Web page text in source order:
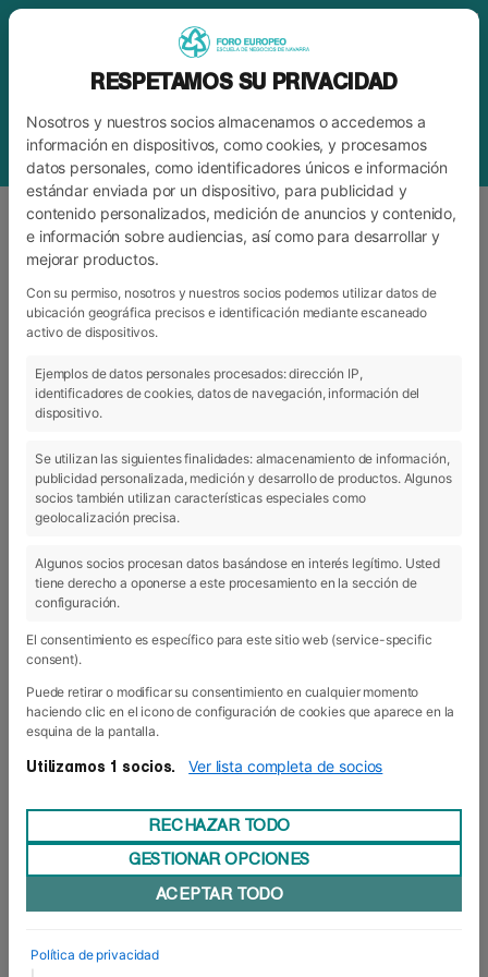
BLOGFORO
ARCHIVO CATEGORÍAS
Acto de entrega de Diplomas a
los alumnos de la Universidad
del Sagrado Corazón de Puerto
Rico
de la Universidad Sagrado Corazón de Puerto Rico
RESPETAMOS SU PRIVACIDAD
Nosotros y nuestros socios almacenamos o accedemos a
información en dispositivos, como cookies, y procesamos
datos personales, como identificadores únicos e información
estándar enviada por un dispositivo, para publicidad y
contenido personalizados, medición de anuncios y contenido,
e información sobre audiencias, así como para desarrollar y
mejorar productos.
Con su permiso, nosotros y nuestros socios podemos utilizar datos de
ubicación geográfica precisos e identificación mediante escaneado
activo de dispositivos.
Ejemplos de datos personales procesados: dirección IP,
identificadores de cookies, datos de navegación, información del
dispositivo.
Se utilizan las siguientes finalidades: almacenamiento de información,
publicidad personalizada, medición y desarrollo de productos. Algunos
socios también utilizan características especiales como
geolocalización precisa.
Algunos socios procesan datos basándose en interés legítimo. Usted
tiene derecho a oponerse a este procesamiento en la sección de
configuración.
El consentimiento es específico para este sitio web (service-specific
consent).
Puede retirar o modificar su consentimiento en cualquier momento
haciendo clic en el icono de configuración de cookies que aparece en la
esquina de la pantalla.
Utilizamos 1 socios. Ver lista completa de socios
RECHAZAR TODO
GESTIONAR OPCIONES
ACEPTAR TODO
Política de privacidad